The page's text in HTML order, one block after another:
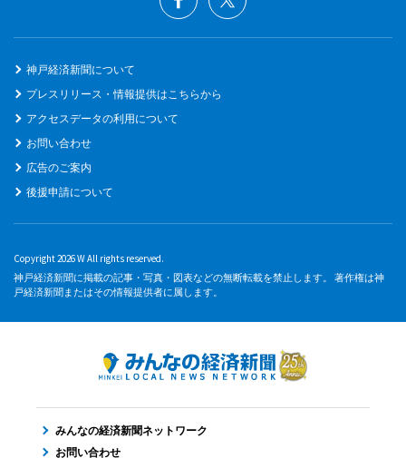
神戸経済新聞について
プレスリリース・情報提供はこちらから
アクセスデータの利用について
お問い合わせ
広告のご案内
後援申請について
Copyright 2026 W All rights reserved.
神戸経済新聞に掲載の記事・写真・図表などの無断転載を禁止します。 著作権は神
戸経済新聞またはその情報提供者に属します。
みんなの経済新聞ネットワーク
お問い合わせ